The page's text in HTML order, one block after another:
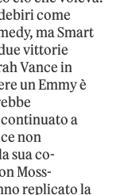
come
ma Smart
vittorie
Vance in
un Emmy è
a
non
sua co-
Moss-
replicato la